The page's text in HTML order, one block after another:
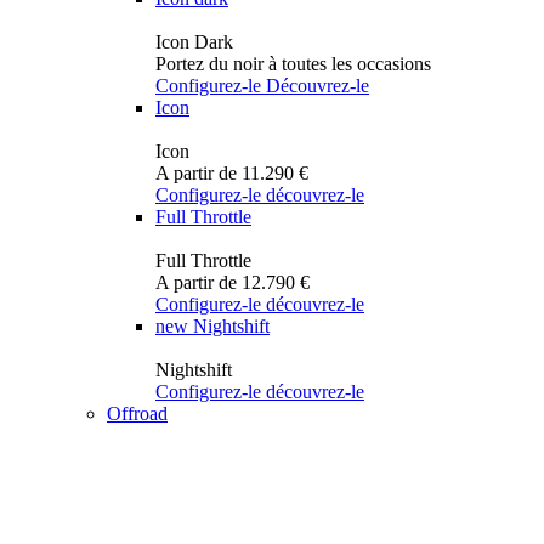
Icon Dark
Portez du noir à toutes les occasions
Configurez-le Découvrez-le
Icon
Icon
A partir de 11.290 €
Configurez-le découvrez-le
Full Throttle
Full Throttle
A partir de 12.790 €
Configurez-le découvrez-le
new Nightshift
Nightshift
Configurez-le découvrez-le
Offroad